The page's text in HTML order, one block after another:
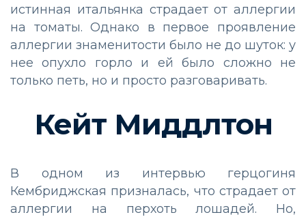
истинная итальянка страдает от аллергии
на томаты. Однако в первое проявление
аллергии знаменитости было не до шуток: у
нее опухло горло и ей было сложно не
только петь, но и просто разговаривать.
Кейт Миддлтон
В одном из интервью герцогиня
Кембриджская призналась, что страдает от
аллергии на перхоть лошадей. Но,